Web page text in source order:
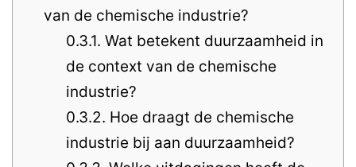
van de chemische industrie?
0.3.1. Wat betekent duurzaamheid in
de context van de chemische
industrie?
0.3.2. Hoe draagt de chemische
industrie bij aan duurzaamheid?